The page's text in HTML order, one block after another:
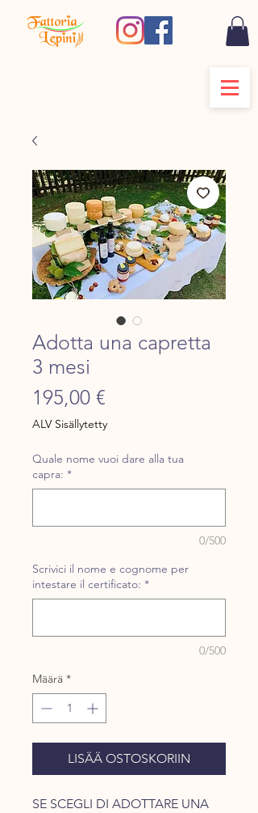
Adotta una capretta
3 mesi
195,00 €
ALV Sisällytetty
Quale nome vuoi dare alla tua
capra: *
0/500
Scrivici il nome e cognome per
intestare il certificato: *
0/500
Määrä *
LISÄÄ OSTOSKORIIN
SE SCEGLI DI ADOTTARE UNA